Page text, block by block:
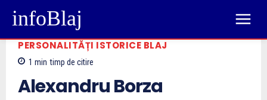
infoBlaj
PERSONALITĂȚI ISTORICE BLAJ
1 min timp de citire
Alexandru Borza